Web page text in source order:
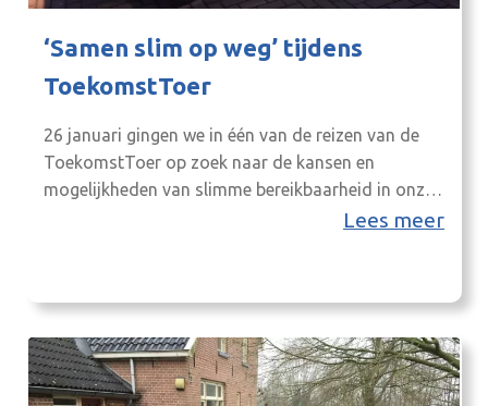
‘Samen slim op weg’ tijdens
ToekomstToer
26 januari gingen we in één van de reizen van de
ToekomstToer op zoek naar de kansen en
mogelijkheden van slimme bereikbaarheid in onze
regio. De deelnemers waren blij verrast en
de toekomst aan gewerkt wordt in de Achterhoek.
Lees meer